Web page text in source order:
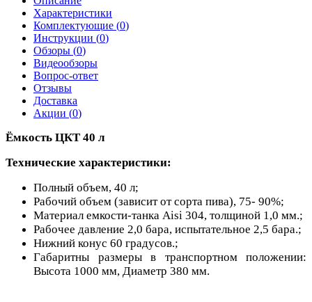
Характеристики
Комплектующие (0)
Инструкции (0)
Обзоры (0)
Видеообзоры
Вопрос-ответ
Отзывы
Доставка
Акции (0)
Ёмкость ЦКТ 40 л
Технические характеристики:
Полный объем, 40 л;
Рабочий объем (зависит от сорта пива), 75- 90%;
Материал емкости-танка Aisi 304, толщиной 1,0 мм.;
Рабочее давление 2,0 бара, испытательное 2,5 бара.;
Нижний конус 60 градусов.;
Габаритны размеры в транспортном положении:
Высота 1000 мм, Диаметр 380 мм.